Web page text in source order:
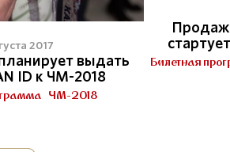
Билетная
2017
выдать
ID к ЧМ-2018
ЧМ-2018